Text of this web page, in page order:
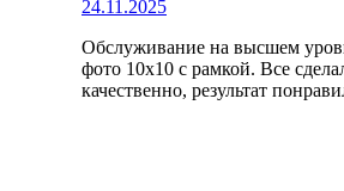
24.11.2025
Обслуживание на высшем
фото 10х10 с рамкой. Все
качественно, результат